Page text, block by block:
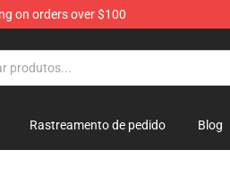
on orders over $100
Rastreamento de pedido Blog